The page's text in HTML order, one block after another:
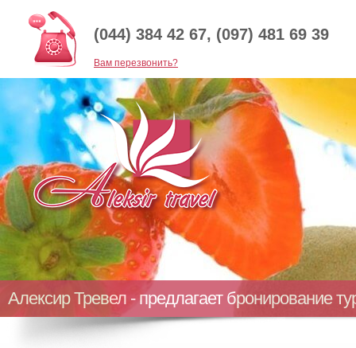
(044) 384 42 67, (097) 481 69 39
Baм перезвонить?
Алексир Тревел - предлагает бронирование